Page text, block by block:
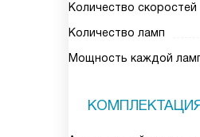
Количество скоростей
Количество ламп
Мощность каждой
КОМПЛЕКТАЦИЯ